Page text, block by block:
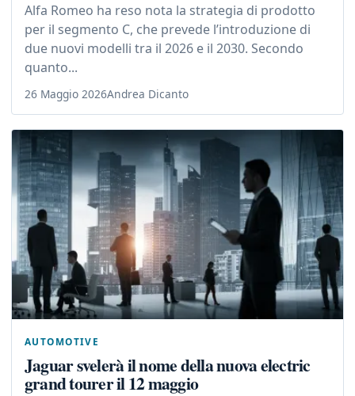
Alfa Romeo ha reso nota la strategia di prodotto
per il segmento C, che prevede l’introduzione di
due nuovi modelli tra il 2026 e il 2030. Secondo
quanto...
26 Maggio 2026Andrea Dicanto
AUTOMOTIVE
Jaguar svelerà il nome della nuova electric
grand tourer il 12 maggio